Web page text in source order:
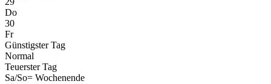
Do
30
Fr
Günstigster Tag
Normal
Teuerster Tag
Sa/So= Wochenende